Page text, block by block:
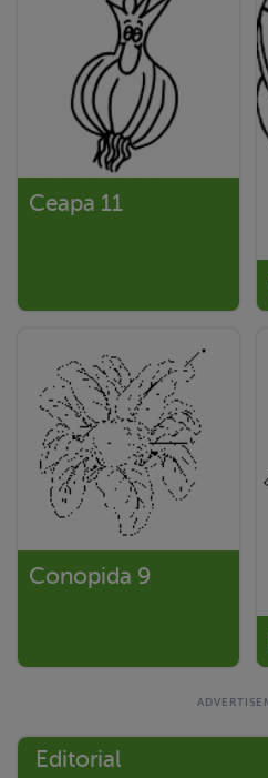
Ceapa 11
Conopida 9
Editorial